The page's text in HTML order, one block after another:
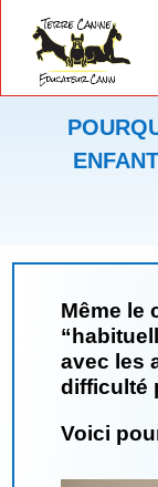
Même le
avec les
difficulté
Voici